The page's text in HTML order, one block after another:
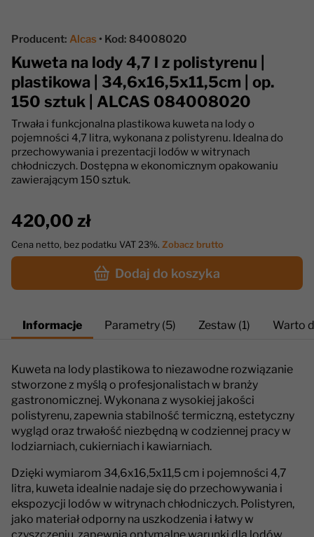
Producent: Alcas • Kod: 84008020
Kuweta na lody 4,7 l z polistyrenu |
plastikowa | 34,6x16,5x11,5cm | op.
150 sztuk | ALCAS 084008020
Trwała i funkcjonalna plastikowa kuweta na lody o
pojemności 4,7 litra, wykonana z polistyrenu. Idealna do
przechowywania i prezentacji lodów w witrynach
chłodniczych. Dostępna w ekonomicznym opakowaniu
zawierającym 150 sztuk.
420,00 zł
Cena netto, bez podatku VAT 23%. Zobacz brutto
Dodaj do koszyka
Informacje Parametry (5) Zestaw (1) Warto
Kuweta na lody plastikowa to niezawodne rozwiązanie
stworzone z myślą o profesjonalistach w branży
gastronomicznej. Wykonana z wysokiej jakości
polistyrenu, zapewnia stabilność termiczną, estetyczny
wygląd oraz trwałość niezbędną w codziennej pracy w
lodziarniach, cukierniach i kawiarniach.
Dzięki wymiarom 34,6x16,5x11,5 cm i pojemności 4,7
litra, kuweta idealnie nadaje się do przechowywania i
ekspozycji lodów w witrynach chłodniczych. Polistyren,
jako materiał odporny na uszkodzenia i łatwy w